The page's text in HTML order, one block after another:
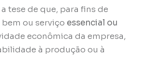
tese de que, para fins de
ou serviço essencial ou
econômica da empresa,
à produção ou à